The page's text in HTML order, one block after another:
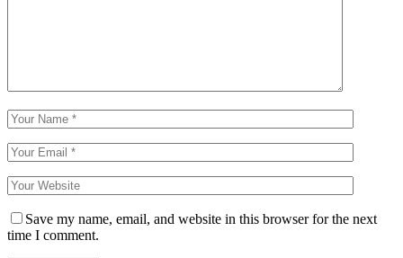
Save my name, email, and website in this browser for the next
time I comment.